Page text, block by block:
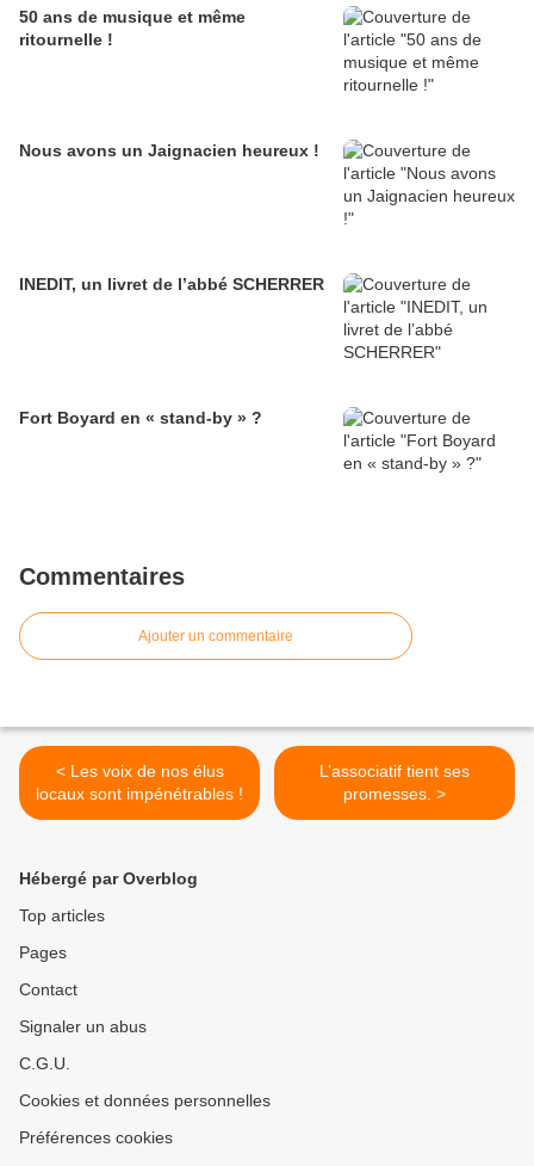
50 ans de musique et même
ritournelle !
Nous avons un Jaignacien heureux !
INEDIT, un livret de l’abbé SCHERRER
Fort Boyard en « stand-by » ?
Commentaires
Ajouter un commentaire
< Les voix de nos élus
locaux sont impénétrables !
L’associatif tient ses
promesses. >
Hébergé par Overblog
Top articles
Pages
Contact
Signaler un abus
C.G.U.
Cookies et données personnelles
Préférences cookies